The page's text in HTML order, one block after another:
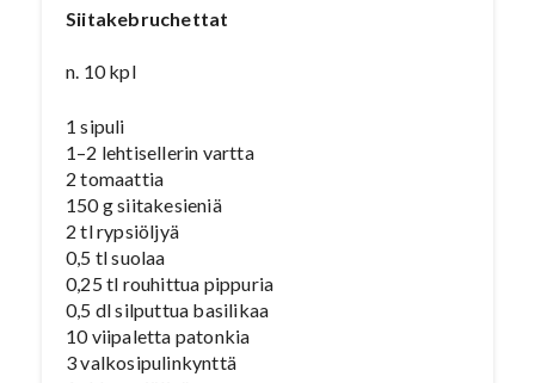
Siitakebruchettat
n. 10 kpl
1 sipuli
1–2 lehtisellerin vartta
2 tomaattia
150 g siitakesieniä
2 tl rypsiöljyä
0,5 tl suolaa
0,25 tl rouhittua pippuria
0,5 dl silputtua basilikaa
10 viipaletta patonkia
3 valkosipulinkynttä